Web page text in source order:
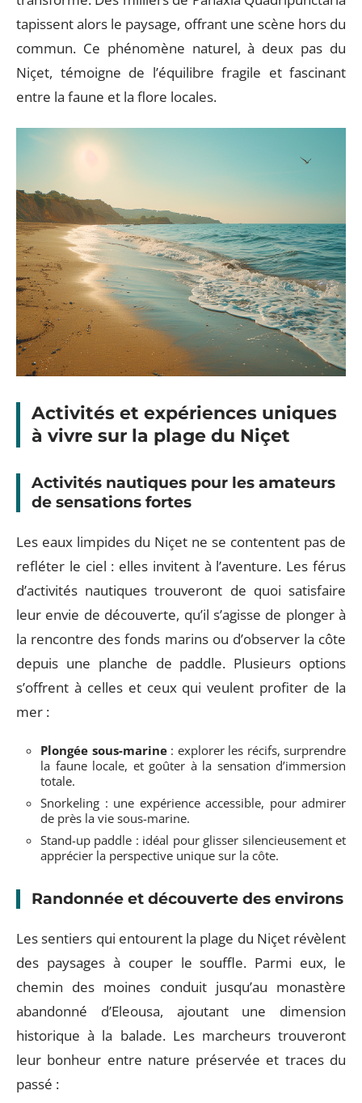
tapissent alors le paysage, offrant une scène hors du
commun. Ce phénomène naturel, à deux pas du
Niçet, témoigne de l’équilibre fragile et fascinant
entre la faune et la flore locales.
Activités et expériences uniques
à vivre sur la plage du Niçet
Activités nautiques pour les amateurs
de sensations fortes
Les eaux limpides du Niçet ne se contentent pas de
refléter le ciel : elles invitent à l’aventure. Les férus
d’activités nautiques trouveront de quoi satisfaire
leur envie de découverte, qu’il s’agisse de plonger à
la rencontre des fonds marins ou d’observer la côte
depuis une planche de paddle. Plusieurs options
s’offrent à celles et ceux qui veulent profiter de la
mer :
Plongée sous-marine: explorer les récifs, surprendre
la faune locale, et goûter à la sensation d’immersion
totale.
Snorkeling : une expérience accessible, pour admirer
de près la vie sous-marine.
Stand-up paddle : idéal pour glisser silencieusement et
apprécier la perspective unique sur la côte.
Randonnée et découverte des environs
Les sentiers qui entourent la plage du Niçet révèlent
des paysages à couper le souffle. Parmi eux, le
chemin des moines conduit jusqu’au monastère
abandonné d’Eleousa, ajoutant une dimension
historique à la balade. Les marcheurs trouveront
leur bonheur entre nature préservée et traces du
passé :